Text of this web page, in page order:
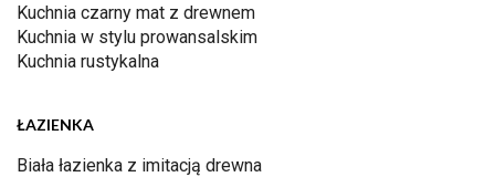
Kuchnia czarny mat z drewnem
Kuchnia w stylu prowansalskim
Kuchnia rustykalna
ŁAZIENKA
Biała łazienka z imitacją drewna